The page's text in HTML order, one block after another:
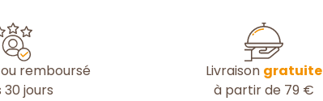
ou remboursé
30 jours
Livraison gratuite
à partir de 79 €